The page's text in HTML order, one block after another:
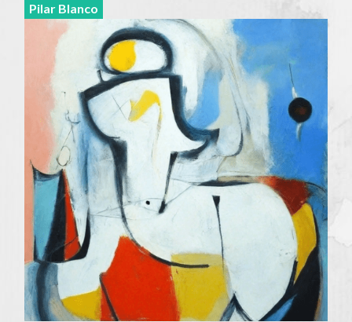
Pilar Blanco